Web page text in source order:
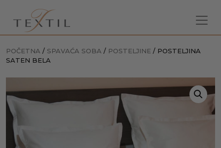
POČETNA / SPAVAĆA SOBA / POSTELJINE / POSTELJINA
SATEN BELA